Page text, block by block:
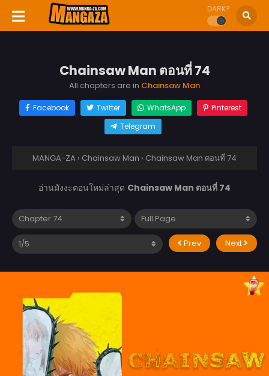
DARK?
Chainsaw Man ตอนที่ 74
All chapters are in Chainsaw Man
Facebook Twitter WhatsApp
Pinterest
Telegram
MANGA-ZA › Chainsaw Man › Chainsaw Man ตอนที่ 74
อ่านมังงะตอนใหม่ล่าสุด Chainsaw Man ตอนที่ 74
Prev Next